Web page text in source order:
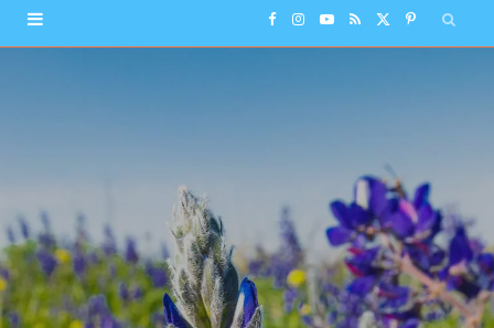
F
o
I
g
Y
u
b
R
w
i
t
P
e
r